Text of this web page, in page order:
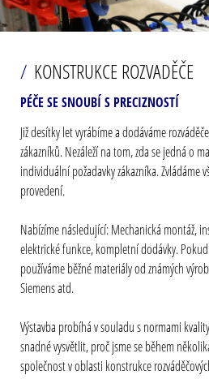
KONSTRUKCE ROZVADĚČE
PÉČE SE SNOUBÍ S PRECIZNOSTÍ
Již desítky let vyrábíme a dodáváme
zákazníků. Nezáleží na tom, zda se jedná o
individuální požadavky zákazníka. Zvládáme
provedení.
Nabízíme následující: Mechanická montáž,
elektrické funkce, kompletní dodávky.
používáme běžné materiály od známých
Siemens atd.
Výstavba probíhá v souladu s normami kvality
snadné vysvětlit, proč jsme se během
společnost v oblasti konstrukce